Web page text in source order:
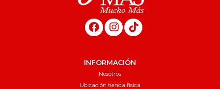
INFORMACIÓN
Nosotros
Ubicación tienda física